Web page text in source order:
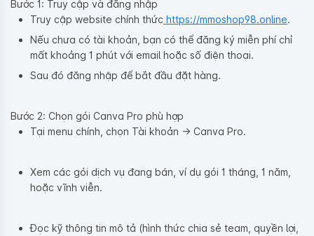
Bước 1: Truy cập và đăng nhập
Truy cập website chính thức https://mmoshop98.online.
Nếu chưa có tài khoản, bạn có thể đăng ký miễn phí chỉ
mất khoảng 1 phút với email hoặc số điện thoại.
Sau đó đăng nhập để bắt đầu đặt hàng.
Bước 2: Chọn gói Canva Pro phù hợp
Tại menu chính, chọn Tài khoản → Canva Pro.
Xem các gói dịch vụ đang bán, ví dụ gói 1 tháng, 1 năm,
hoặc vĩnh viễn.
Đọc kỹ thông tin mô tả (hình thức chia sẻ team, quyền lợi,